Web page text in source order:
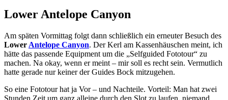
Lower Antelope Canyon
Am späten Vormittag folgt dann schließlich ein erneuter Besuch des
Lower Antelope Canyon. Der Kerl am Kassenhäuschen meint, ich
hätte das passende Equipment um die „Selfguided Fototour“ zu
machen. Na okay, wenn er meint – mir soll es recht sein. Vermutlich
hatte gerade nur keiner der Guides Bock mitzugehen.
So eine Fototour hat ja Vor – und Nachteile. Vorteil: Man hat zwei
Stunden Zeit um ganz alleine durch den Slot zu laufen, niemand